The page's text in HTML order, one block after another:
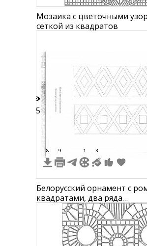
Мозаика с цветочными
сеткой из квадратов
55
8 9 1 3
Белорусский орнамент с
квадратами, два ряда
повторяющихся узоров:
— только ромбы, нижний
ромбы с квадратами